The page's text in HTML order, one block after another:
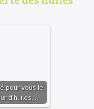
pour vous le
d'huiles…